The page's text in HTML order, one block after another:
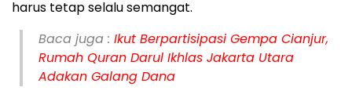
harus tetap selalu semangat.
Baca juga : Ikut Berpartisipasi Gempa Cianjur,
Rumah Quran Darul Ikhlas Jakarta Utara
Adakan Galang Dana